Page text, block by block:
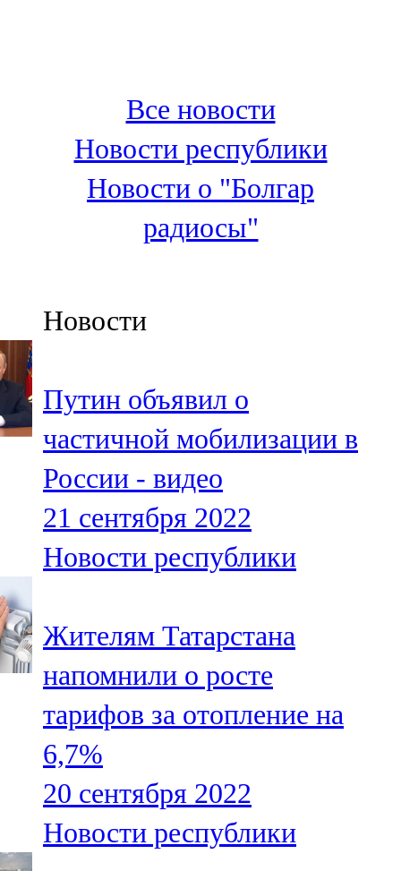
100,3 FM
Зәй
106,6 FM
Кадыбаш
105,2 FM
91,5 FM
106,1 FM
Кама тамагы
71,51 FM
Кукмара
107,9 FM
102,1 FM
Мамадыш
106,2 FM
Минзәлә
107,3 FM
Мөслим
Все новости
Новости республики
Новости о "Болгар
радиосы"
Новости
Путин объявил о
частичной мобилизации в
России - видео
21 сентября 2022
Новости республики
Жителям Татарстана
напомнили о росте
тарифов за отопление на
6,7%
20 сентября 2022
Новости республики